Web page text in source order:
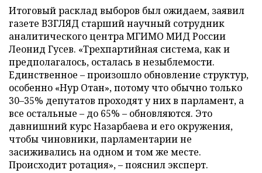
Итоговый расклад выборов был ожидаем, заявил
газете ВЗГЛЯД старший научный сотрудник
аналитического центра МГИМО МИД России
Леонид Гусев. «Трехпартийная система, как и
предполагалось, осталась в незыблемости.
Единственное – произошло обновление структур,
особенно «Нур Отан», потому что обычно только
30–35% депутатов проходят у них в парламент, а
все остальные – до 65% – обновляются. Это
давнишний курс Назарбаева и его окружения,
чтобы чиновники, парламентарии не
засиживались на одном и том же месте.
Происходит ротация», – пояснил эксперт.